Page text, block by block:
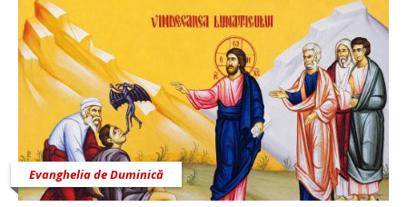
Evanghelia de Duminică